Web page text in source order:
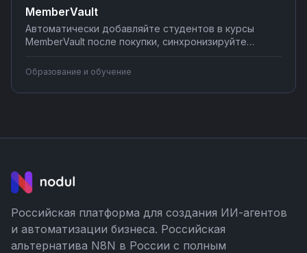
MemberVault
Автоматически добавляйте студентов в курсы
MemberVault после покупки, синхронизируйте
email-рассылки и уведомления в мессенджеры.
Настраивайте интеграции без программирования —
простые сценарии за 5 минут, сложные за час.
Образование и обучение
Российская платформа для создания ИИ-агентов
и автоматизации бизнеса. Российская
альтернатива N8N в России с полным